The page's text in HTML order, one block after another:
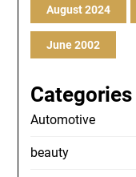
August 2024
June 2002
Categories
Automotive
beauty